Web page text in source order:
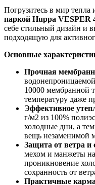
Погрузитесь в мир тепла
паркой Huppa VESPER
себе стильный дизайн и
подходящую для
Основные
Прочная
10000 мембранной
температуру даже
Эффективное
г/м2 из 100%
холодные дни, а
вещь незаменимой
Защита от ветра и
мехом и манжеты
проникновение
сохранность от
Практичные